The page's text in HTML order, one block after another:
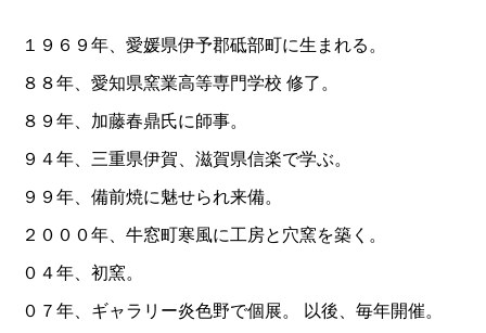
１９６９年、愛媛県伊予郡砥部町に生まれる。
８８年、愛知県窯業高等専門学校 修了。
８９年、加藤春鼎氏に師事。
９４年、三重県伊賀、滋賀県信楽で学ぶ。
９９年、備前焼に魅せられ来備。
２０００年、牛窓町寒風に工房と穴窯を築く。
０４年、初窯。
０７年、ギャラリー炎色野で個展。 以後、毎年開催。